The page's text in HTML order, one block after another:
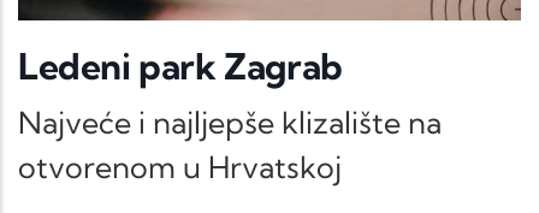
Ledeni park Zagrab
Najveće i najljepše klizalište na
otvorenom u Hrvatskoj